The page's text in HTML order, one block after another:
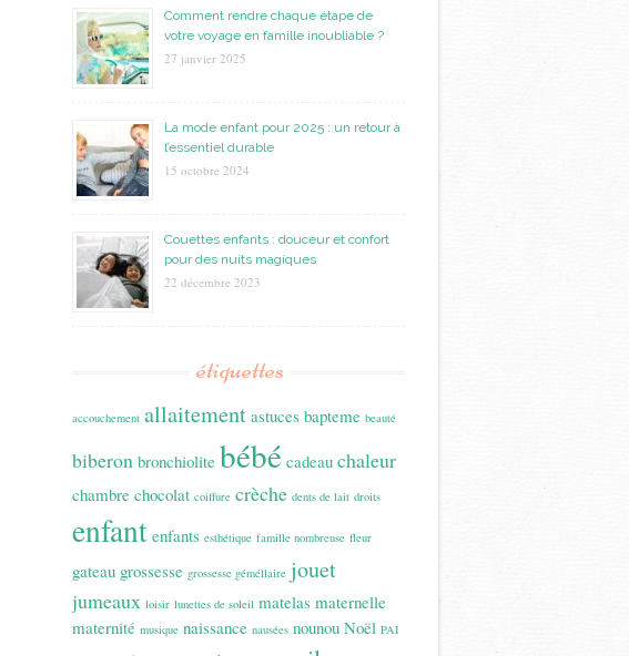
Comment rendre chaque étape de
votre voyage en famille inoubliable ?
27 janvier 2025
La mode enfant pour 2025 : un retour à
l’essentiel durable
15 octobre 2024
Couettes enfants : douceur et confort
pour des nuits magiques
22 décembre 2023
étiquettes
accouchement allaitement astuces bapteme beauté
biberon bronchiolite bébé cadeau chaleur
chambre chocolat coiffure crèche dents de lait droits
enfant enfants esthétique famille nombreuse fleur
gateau grossesse grossesse géméllaire jouet
jumeaux loisir lunettes de soleil matelas maternelle
maternité musique naissance nausées nounou Noël PAI